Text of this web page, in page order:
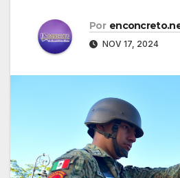
Por
NOV 17, 2024